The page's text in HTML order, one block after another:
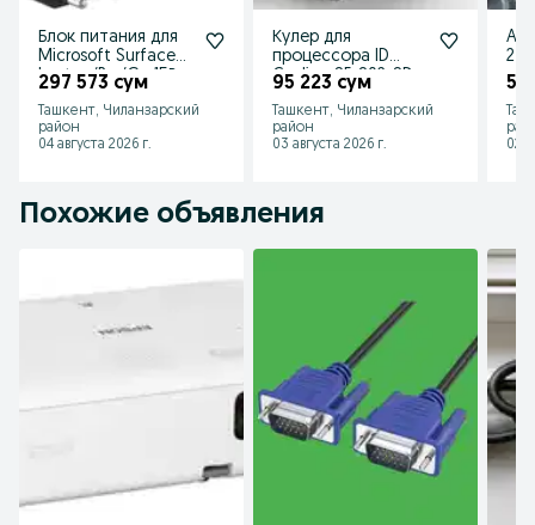
Блок питания для
Microsoft Surface
Laptop/Pro/Go 15В
4А 65Ватт зарядка
297 573 сум
Ташкент, Чиланзарский
район
04 августа 2026 г.
Кулер для
процессора ID
Cooling SE-802-SD
95 223 сум
Ташкент, Чиланзарский
район
03 августа 2026 г.
02
Похожие объявления